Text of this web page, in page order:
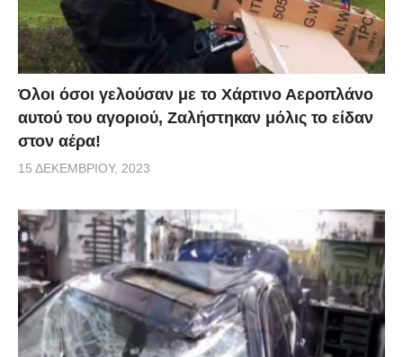
Όλοι όσοι γελούσαν με το Χάρτινο Αεροπλάνο
αυτού του αγοριού, Ζαλήστηκαν μόλις το είδαν
στον αέρα!
15 ΔΕΚΕΜΒΡΊΟΥ, 2023